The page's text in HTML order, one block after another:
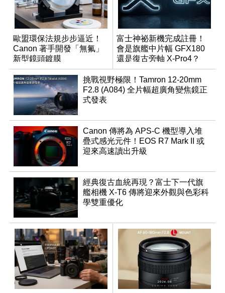
歐盟環保法規步步逼近！
Canon 著手開發「無氟」
新型鏡頭鍍膜
富士神祕新機完成註冊！
會是旗艦中片幅 GFX180
還是復古旁軸 X-Pro4？
挑戰視野極限！Tamron 12-20mm
F2.8 (A084) 全片幅超廣角變焦鏡正
式發表
Canon 傳將為 APS-C 機型導入堆
疊式感光元件！EOS R7 Mark II 或
迎來高速讀出升級
經典復古血統再現？富士下一代旗
艦相機 X-T6 傳將迎來外觀與色彩科
學雙重優化